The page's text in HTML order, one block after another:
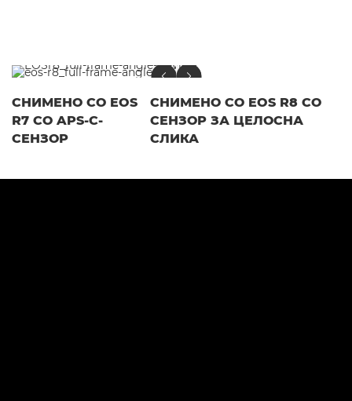
СНИМЕНО СО EOS
R7 СО APS-C-
СЕНЗОР
СНИМЕНО СО EOS R8 СО
СЕНЗОР ЗА ЦЕЛОСНА
СЛИКА